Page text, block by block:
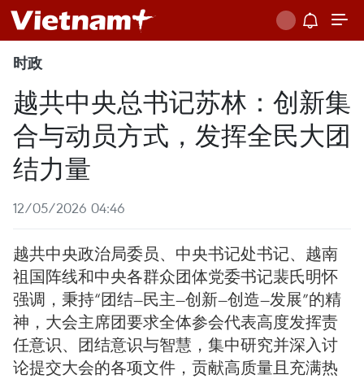
时政
越共中央总书记苏林：创新集
合与动员方式，发挥全民大团
结力量
12/05/2026 04:46
越共中央政治局委员、中央书记处书记、越南
祖国阵线和中央各群众团体党委书记裴氏明怀
强调，秉持“团结—民主—创新—创造—发展”的精
神，大会主席团要求全体参会代表高度发挥责
任意识、团结意识与智慧，集中研究并深入讨
论提交大会的各项文件，贡献高质量且充满热